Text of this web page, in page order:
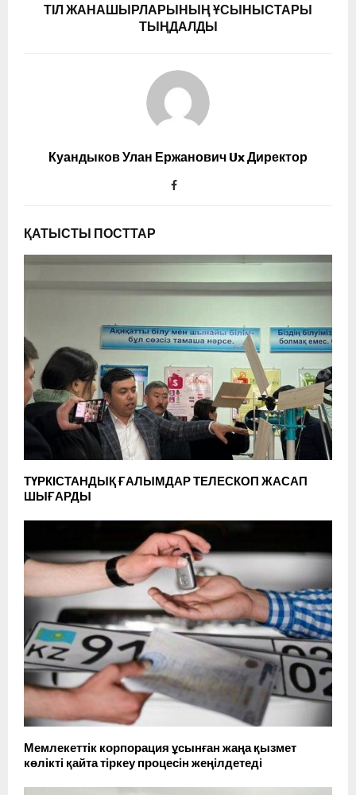
ТІЛ ЖАНАШЫРЛАРЫНЫҢ ҰСЫНЫСТАРЫ
ТЫҢДАЛДЫ
Куандыков Улан Ержанович Ux Директор
ҚАТЫСТЫ ПОСТТАР
ТҮРКІСТАНДЫҚ ҒАЛЫМДАР ТЕЛЕСКОП ЖАСАП
ШЫҒАРДЫ
Мемлекеттік корпорация ұсынған жаңа қызмет
көлікті қайта тіркеу процесін жеңілдетеді